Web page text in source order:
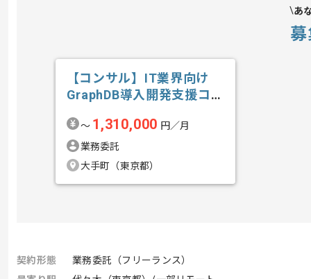
あ
【コンサル】IT業界向け
GraphDB導入開発支援コン
〜 1,310,000 円／月
業務委託
大手町（東京都）
契約形態
業務委託（フリーランス）